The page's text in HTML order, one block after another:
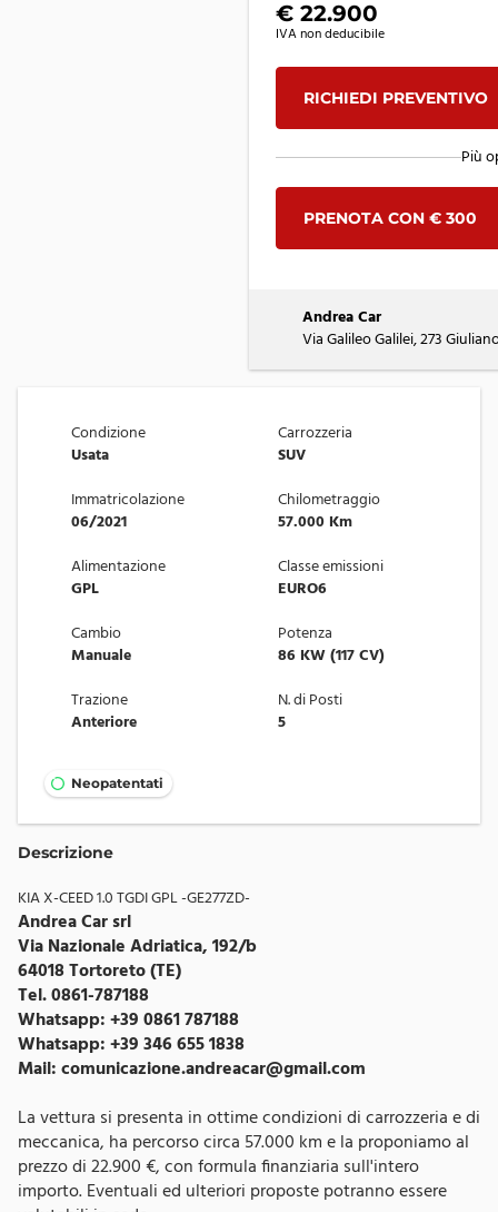
€ 22.900
IVA non deducibile
RICHIEDI PREVENTIVO
Più
PRENOTA CON € 300
Andrea Car
Via Galileo Galilei, 273
Condizione
Usata
Carrozzeria
SUV
Immatricolazione
06/2021
Chilometraggio
57.000 Km
Alimentazione
GPL
Classe emissioni
EURO6
Cambio
Manuale
Potenza
86 KW (117 CV)
Trazione
Anteriore
N. di Posti
5
Neopatentati
Descrizione
KIA X-CEED 1.0 TGDI GPL -GE277ZD-
Andrea Car srl
Via Nazionale Adriatica, 192/b
64018 Tortoreto (TE)
Tel. 0861-787188
Whatsapp: +39 0861 787188
Whatsapp: +39 346 655 1838
Mail:comunicazione.andreacar@gmail.com
La vettura si presenta in ottime condizioni di carrozzeria e di
meccanica, ha percorso circa 57.000 km e la proponiamo al
prezzo di 22.900 €, con formula finanziaria sull'intero
importo. Eventuali ed ulteriori proposte potranno essere